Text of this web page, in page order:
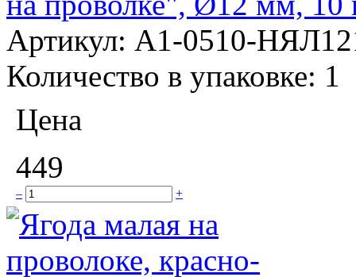
Артикул: А1-0510-
Количество в упаковке: 1
Цена
449
– +